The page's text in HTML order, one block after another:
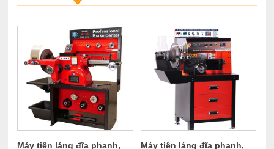
Máy tiện láng đĩa phanh, Máy tiện láng đĩa phanh,